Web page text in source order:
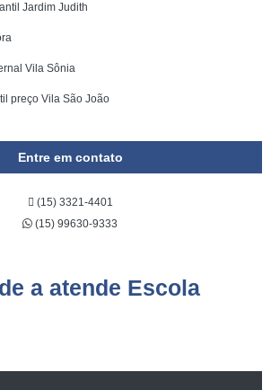
Jardim Judith
Vila Sônia
preço Vila São João
Entre em contato
(15) 3321-4401
(15) 99630-9333
a atende Escola